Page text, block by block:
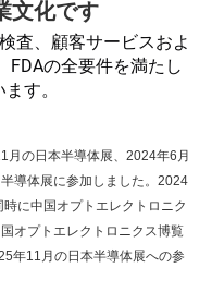
文化です
査、顧客サービスおよ
FDAの全要件を満たし
す。
月の日本半導体展、2024年6月
導体展に参加しました。2024
に中国オプトエレクトロニク
オプトエレクトロニクス博覧
年11月の日本半導体展への参